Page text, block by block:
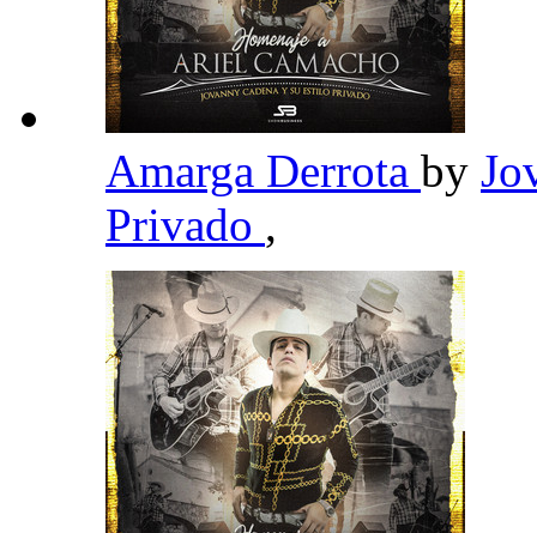
Amarga Derrota by
Privado ,